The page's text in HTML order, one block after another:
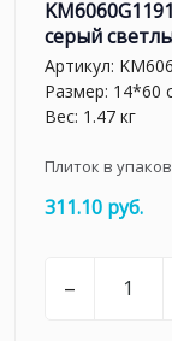
серый
Артикул:
Размер: 14*60
Вес: 1.47 кг
Плиток в
311.10 руб.
–